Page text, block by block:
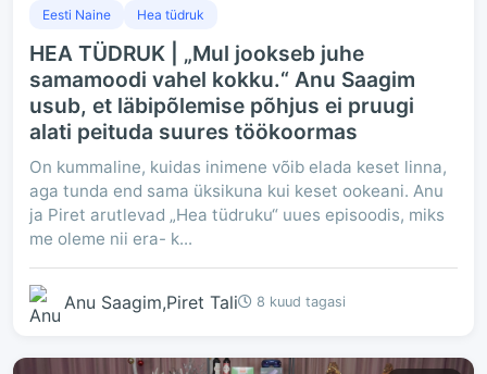
Eesti Naine Hea tüdruk
HEA TÜDRUK | „Mul jookseb juhe
samamoodi vahel kokku.“ Anu Saagim
usub, et läbipõlemise põhjus ei pruugi
alati peituda suures töökoormas
On kummaline, kuidas inimene võib elada keset linna,
aga tunda end sama üksikuna kui keset ookeani. Anu
ja Piret arutlevad „Hea tüdruku“ uues episoodis, miks
me oleme nii era- k...
Anu Saagim,Piret Tali 8 kuud tagasi